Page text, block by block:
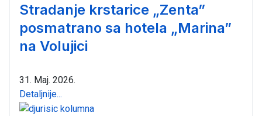
Stradanje krstarice „Zenta”
posmatrano sa hotela „Marina”
na Volujici
31. Maj. 2026.
Detaljnije...